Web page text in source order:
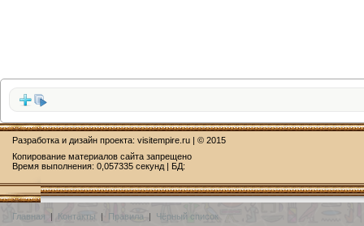
Разработка и дизайн проекта: visitempire.ru | © 2015
Копирование материалов сайта запрещено
Время выполнения: 0,057335 секунд | БД:
Главная | Контакты | Правила | Чёрный список